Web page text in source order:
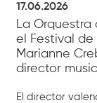
17.06.2026
La
el Festival de
Marianne
director
El director